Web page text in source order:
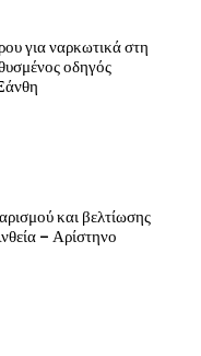
για ναρκωτικά στη
οδηγός
και βελτίωσης
– Αρίστηνο